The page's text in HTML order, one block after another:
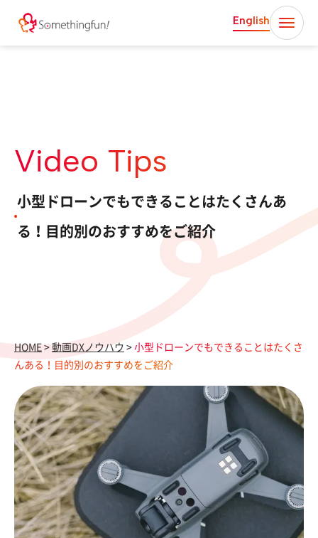
English
Video Tips
小型ドローンでもできることはたくさんあ
る！目的別のおすすめをご紹介
HOME > 動画DXノウハウ > 小型ドローンでもできることはたくさ
んある！目的別のおすすめをご紹介